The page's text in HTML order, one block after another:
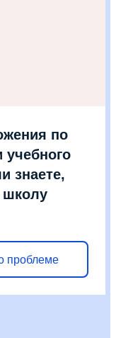
по
учебного
знаете,
школу
проблеме